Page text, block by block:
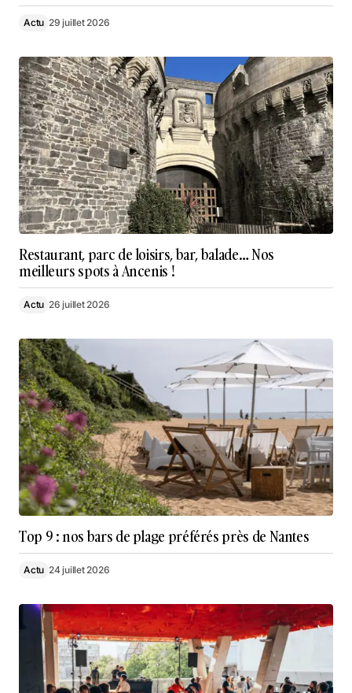
Actu 29 juillet 2026
Restaurant, parc de loisirs, bar, balade… Nos
meilleurs spots à Ancenis !
Actu 26 juillet 2026
Top 9 : nos bars de plage préférés près de Nantes
Actu 24 juillet 2026